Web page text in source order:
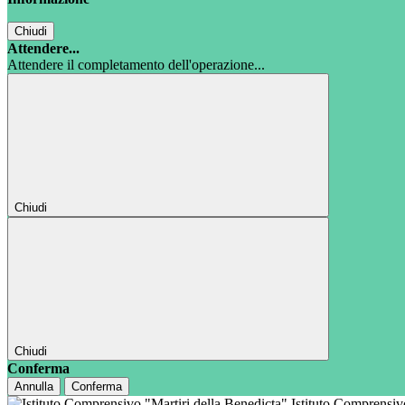
Chiudi
Attendere...
Attendere il completamento dell'operazione...
Chiudi
Chiudi
Conferma
Annulla Conferma